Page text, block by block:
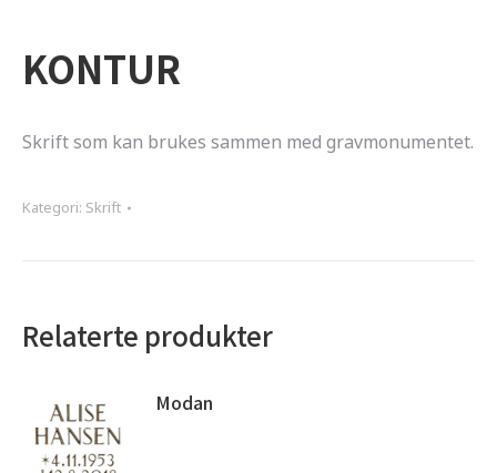
KONTUR
Skrift som kan brukes sammen med gravmonumentet.
Kategori: Skrift
Relaterte produkter
Modan